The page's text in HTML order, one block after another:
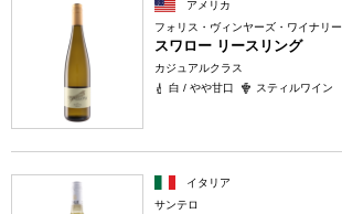
アメリカ
フォリス・ヴィンヤーズ・ワイナリー
スワロー リースリング
カジュアルクラス
白 / やや甘口
スティルワイン
イタリア
サンテロ